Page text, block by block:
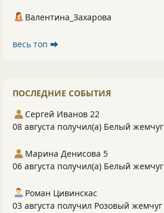
Валентина_Захарова
весь топ ⮕
ПОСЛЕДНИЕ СОБЫТИЯ
Сергей Иванов 22
08 августа получил(а) Белый жемчуг
Марина Денисова 5
06 августа получил(а) Белый жемчуг
Роман Цивинскас
03 августа получил Розовый жемчуг